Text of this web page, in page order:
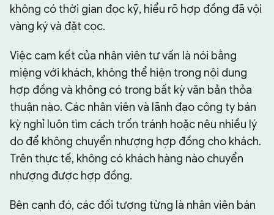
không có thời gian đọc kỹ, hiểu rõ hợp đồng đã vội
vàng ký và đặt cọc.
Việc cam kết của nhân viên tư vấn là nói bằng
miệng với khách, không thể hiện trong nội dung
hợp đồng và không có trong bất kỳ văn bản thỏa
thuận nào. Các nhân viên và lãnh đạo công ty bán
kỳ nghỉ luôn tìm cách trốn tránh hoặc nêu nhiều lý
do để không chuyển nhượng hợp đồng cho khách.
Trên thực tế, không có khách hàng nào chuyển
nhượng được hợp đồng.
Bên cạnh đó, các đối tượng từng là nhân viên bán